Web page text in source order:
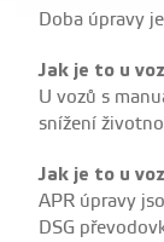
Doba úpravy
Jak je to u
U vozů s
snížení
Jak je to u
APR úpravy
DSG